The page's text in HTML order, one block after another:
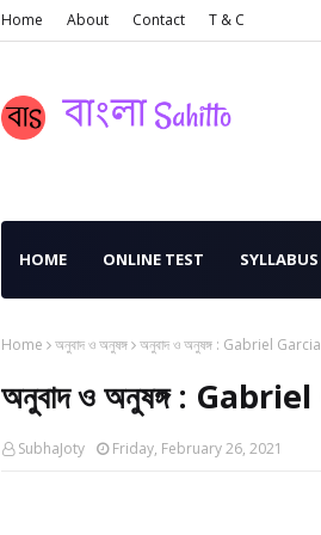
Home About Contact T & C
HOME ONLINE TEST SYLLABUS
Home অনুবাদ ও অনুষঙ্গ অনুবাদ ও অনুষঙ্গ : Gabriel
অনুবাদ ও অনুষঙ্গ :
SubhaJoty Friday, February 26, 2021